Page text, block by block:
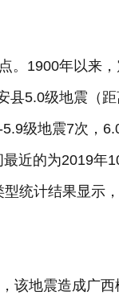
。1900年以来
县5.0级地震（
级地震7次，
近的为2019年
统计结果显示
该地震造成广